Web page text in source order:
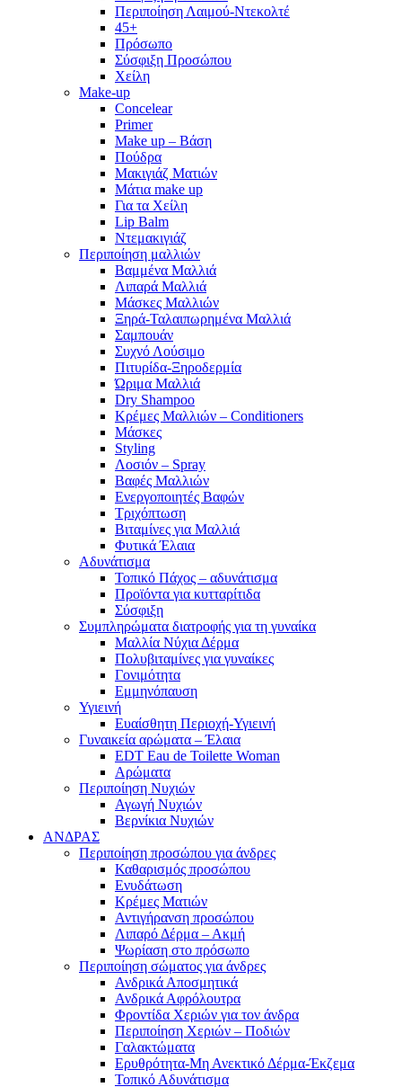
Περιποίηση Λαιμού-Ντεκολτέ
45+
Πρόσωπο
Σύσφιξη Προσώπου
Χείλη
Make-up
Concelear
Primer
Make up – Βάση
Πούδρα
Μακιγιάζ Ματιών
Μάτια make up
Για τα Χείλη
Lip Balm
Ντεμακιγιάζ
Περιποίηση μαλλιών
Βαμμένα Μαλλιά
Λιπαρά Μαλλιά
Μάσκες Μαλλιών
Ξηρά-Ταλαιπωρημένα Μαλλιά
Σαμπουάν
Συχνό Λούσιμο
Πιτυρίδα-Ξηροδερμία
Ώριμα Μαλλιά
Dry Shampoo
Κρέμες Μαλλιών – Conditioners
Μάσκες
Styling
Λοσιόν – Spray
Βαφές Μαλλιών
Ενεργοποιητές Βαφών
Τριχόπτωση
Βιταμίνες για Μαλλιά
Φυτικά Έλαια
Αδυνάτισμα
Τοπικό Πάχος – αδυνάτισμα
Προϊόντα για κυτταρίτιδα
Σύσφιξη
Συμπληρώματα διατροφής για τη γυναίκα
Μαλλία Νύχια Δέρμα
Πολυβιταμίνες για γυναίκες
Γονιμότητα
Εμμηνόπαυση
Υγιεινή
Ευαίσθητη Περιοχή-Υγιεινή
Γυναικεία αρώματα – Έλαια
EDT Eau de Toilette Woman
Αρώματα
Περιποίηση Νυχιών
Αγωγή Νυχιών
Βερνίκια Νυχιών
ΑΝΔΡΑΣ
Περιποίηση προσώπου για άνδρες
Καθαρισμός προσώπου
Ενυδάτωση
Κρέμες Ματιών
Αντιγήρανση προσώπου
Λιπαρό Δέρμα – Ακμή
Ψωρίαση στο πρόσωπο
Περιποίηση σώματος για άνδρες
Ανδρικά Αποσμητικά
Ανδρικά Αφρόλουτρα
Φροντίδα Χεριών για τον άνδρα
Περιποίηση Χεριών – Ποδιών
Γαλακτώματα
Ερυθρότητα-Μη Ανεκτικό Δέρμα-Έκζεμα
Τοπικό Αδυνάτισμα